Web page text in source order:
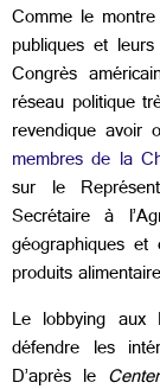
Comme le
publiques et
Congrès
réseau politique
revendique avoir
membres de la
sur le
Secrétaire à
géographiques
produits
Le lobbying
défendre les
D’après le